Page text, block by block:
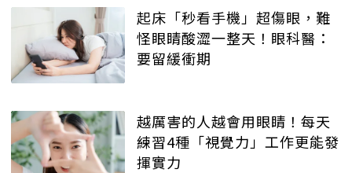
起床「秒看手機」超傷眼，難
怪眼睛酸澀一整天！眼科醫：
要留緩衝期
越厲害的人越會用眼睛！每天
練習4種「視覺力」工作更能發
揮實力